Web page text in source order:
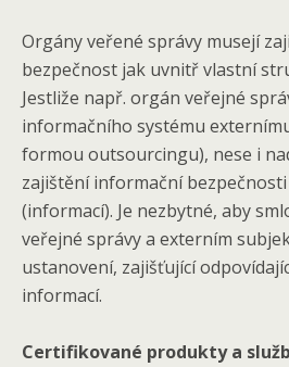
Orgány veřené správy musejí
bezpečnost jak uvnitř vlastní
Jestliže např. orgán veřejné
informačního systému
formou outsourcingu), nese i
zajištění informační
(informací). Je nezbytné, aby
veřejné správy a externím
ustanovení, zajišťující
informací.
Certifikované produkty a